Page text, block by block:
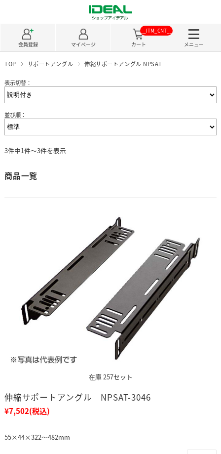
会員登録 マイページ カート
__ITM_CNT__
メニュー
TOP サポートアングル 伸縮サポートアングル NPSAT
表示切替：
並び順：
3件中1件～3件を表示
商品一覧
在庫 257セット
伸縮サポートアングル NPSAT-3046
¥7,502(税込)
55×44×322～482mm